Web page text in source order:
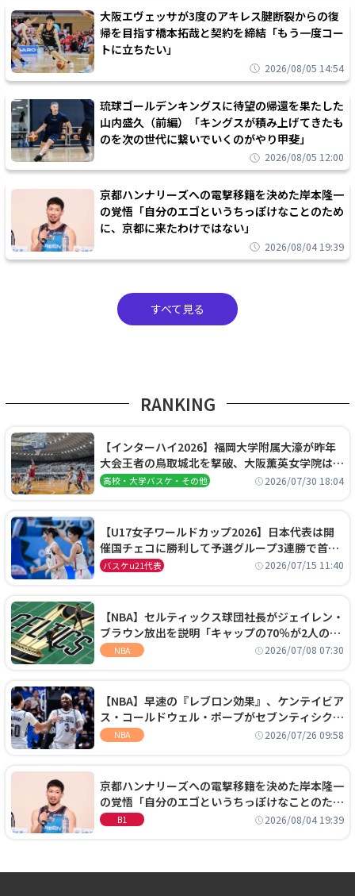
大阪エヴェッサが3度のアキレス腱断裂からの復
帰を目指す橋本拓哉と契約を締結「もう一度コー
トに立ちたい」
2026/08/05 14:54
琉球ゴールデンキングスに待望の帰還を果たした
山内盛久（前編）「キングスが積み上げてきたも
のを次の世代に繋いでいくのがやり甲斐」
2026/08/05 12:00
京都ハンナリーズへの電撃移籍を決めた岸本隆一
の覚悟「自分のエゴというちっぽけなことのため
に、京都に来たわけではない」
2026/08/04 19:39
すべて見る
RANKING
【インターハイ2026】福岡大学附属大濠が昨年
大会王者の鳥取城北を撃破、大阪薫英女学院は岐
阜女子に完勝、大会3日目試合結果
高校・大学バスケ・その他 2026/07/30 18:04
【U17女子ワールドカップ2026】日本代表は開
催国チェコに勝利して予選グループ3連勝で首位
通過！準々決勝の相手はエジプトに決定
バスケu21代表 2026/07/15 11:40
【NBA】セルティックス球団社長がジェイレン・
ブラウン放出を説明「キャップの70％が2人の選
手に集中するチームでは勝てない」
NBA 2026/07/08 07:30
【NBA】早速の『レブロン効果』、ケンテイビア
ス・コールドウェル・ポープがセブンティシクサ
ーズに1年契約で加入
NBA 2026/07/26 09:58
京都ハンナリーズへの電撃移籍を決めた岸本隆一
の覚悟「自分のエゴというちっぽけなことのため
に、京都に来たわけではない」
B1 2026/08/04 19:39